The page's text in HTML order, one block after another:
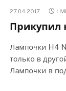
27.04.2017 1
Прикупил
Лампочки H4
только в
Лампочки в